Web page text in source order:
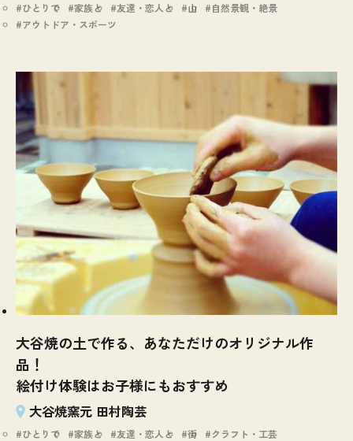
ひとりで 家族と 友達・恋人と 山
自然景観・絶景
アウトドア・スポーツ
大谷焼の土で作る、あなただけのオリジナル作
品！
絵付け体験はお子様にもおすすめ
大谷焼窯元 田村陶芸
ひとりで 家族と 友達・恋人と 街 クラフト・工芸